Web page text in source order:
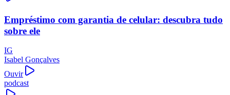
Empréstimo com garantia de celular: descubra tudo
sobre ele
IG
Isabel Gonçalves
Ouvir
podcast